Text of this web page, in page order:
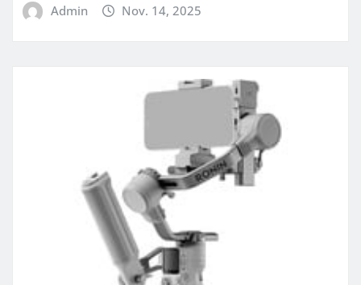
Admin Nov. 14, 2025